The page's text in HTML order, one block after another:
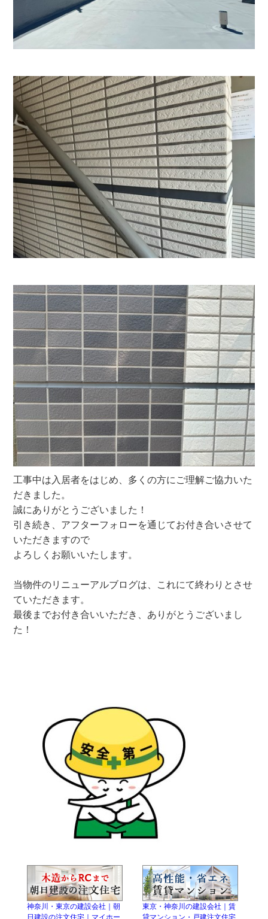
工事中は入居者をはじめ、多くの方にご理解ご協力いた
だきました。
誠にありがとうございました！
引き続き、アフターフォローを通じてお付き合いさせて
いただきますので
よろしくお願いいたします。
当物件のリニューアルブログは、これにて終わりとさせ
ていただきます。
最後までお付き合いいただき、ありがとうございまし
た！
神奈川・東京の建設会社｜朝
日建設の注文住宅｜マイホー
東京・神奈川の建設会社｜賃
貸マンション・戸建注文住宅